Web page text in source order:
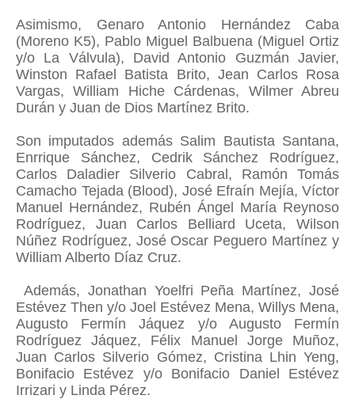
Asimismo, Genaro Antonio Hernández Caba
(Moreno K5), Pablo Miguel Balbuena (Miguel Ortiz
y/o La Válvula), David Antonio Guzmán Javier,
Winston Rafael Batista Brito, Jean Carlos Rosa
Vargas, William Hiche Cárdenas, Wilmer Abreu
Durán y Juan de Dios Martínez Brito.
Son imputados además Salim Bautista Santana,
Enrrique Sánchez, Cedrik Sánchez Rodríguez,
Carlos Daladier Silverio Cabral, Ramón Tomás
Camacho Tejada (Blood), José Efraín Mejía, Víctor
Manuel Hernández, Rubén Ángel María Reynoso
Rodríguez, Juan Carlos Belliard Uceta, Wilson
Núñez Rodríguez, José Oscar Peguero Martínez y
William Alberto Díaz Cruz.
Además, Jonathan Yoelfri Peña Martínez, José
Estévez Then y/o Joel Estévez Mena, Willys Mena,
Augusto Fermín Jáquez y/o Augusto Fermín
Rodríguez Jáquez, Félix Manuel Jorge Muñoz,
Juan Carlos Silverio Gómez, Cristina Lhin Yeng,
Bonifacio Estévez y/o Bonifacio Daniel Estévez
Irrizari y Linda Pérez.